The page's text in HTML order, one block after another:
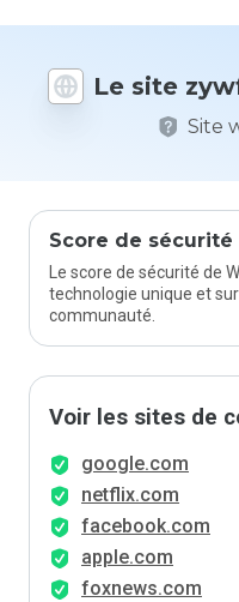
Le site
Site
Score de
Le score de sécurité de
technologie unique et
communauté.
Voir les sites de
google.com
netflix.com
facebook.com
apple.com
foxnews.com
1 et 5
vous à ce
site ?